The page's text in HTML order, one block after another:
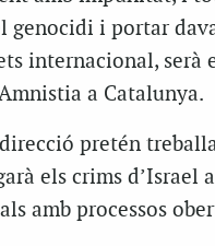
genocidi i portar
internacional, serà
a Catalunya.
pretén
els crims d’Israel
amb processos